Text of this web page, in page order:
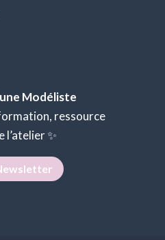
Modéliste
ressource
✨